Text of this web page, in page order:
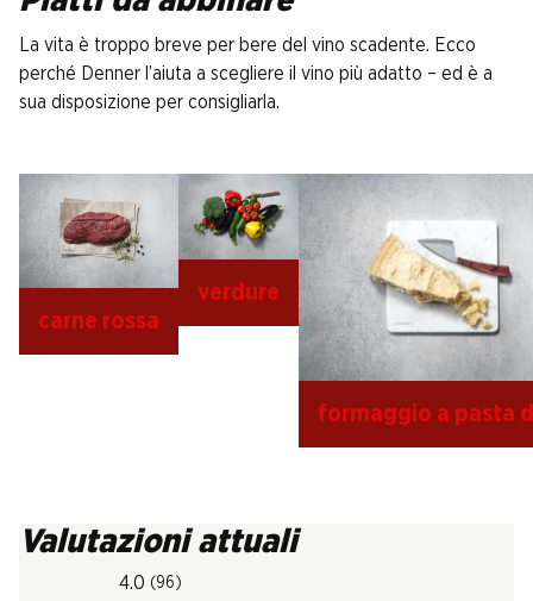
La vita è troppo breve per bere del vino scadente. Ecco
perché Denner l’aiuta a scegliere il vino più adatto – ed è a
sua disposizione per consigliarla.
carne rossa
verdure
formaggio a pasta
Valutazioni attuali
4.0 (96)